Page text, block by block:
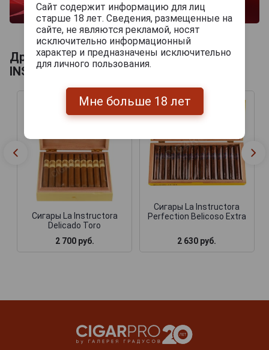
Другие продукты бренда LA
INSTRUCTORA
Сигары La Instructora
Delicado Toro
2 700 руб.
Сигары La Instructora
Perfection Belicoso Extra
2 630 руб.
Сайт содержит информацию для лиц
старше 18 лет. Сведения, размещенные на
сайте, не являются рекламой, носят
исключительно информационный
характер и предназначены исключительно
для личного пользования.
Мне больше 18 лет